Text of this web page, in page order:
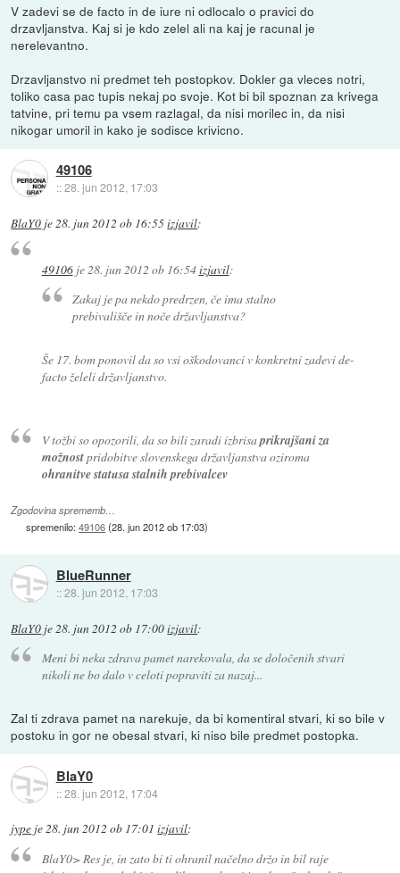
V zadevi se de facto in de iure ni odlocalo o pravici do
drzavljanstva. Kaj si je kdo zelel ali na kaj je racunal je
nerelevantno.
Drzavljanstvo ni predmet teh postopkov. Dokler ga vleces notri,
toliko casa pac tupis nekaj po svoje. Kot bi bil spoznan za krivega
tatvine, pri temu pa vsem razlagal, da nisi morilec in, da nisi
nikogar umoril in kako je sodisce krivicno.
49106
::28. jun 2012, 17:03
BlaY0 je28. jun 2012 ob 16:55izjavil:
49106je28. jun 2012 ob 16:54izjavil:
Zakaj je pa nekdo predrzen, če ima stalno
prebivališče in noče državljanstva?
Še 17. bom ponovil da so vsi oškodovanci v konkretni zadevi de-
facto želeli državljanstvo.
V tožbi so opozorili, da so bili zaradi izbrisaprikrajšani za
možnostpridobitve slovenskega državljanstva oziroma
ohranitve statusa stalnih prebivalcev
Zgodovina sprememb…
spremenilo:49106(28. jun 2012 ob 17:03)
BlueRunner
::28. jun 2012, 17:03
BlaY0 je28. jun 2012 ob 17:00izjavil:
Meni bi neka zdrava pamet narekovala, da se določenih stvari
nikoli ne bo dalo v celoti popraviti za nazaj...
Zal ti zdrava pamet na narekuje, da bi komentiral stvari, ki so bile v
postoku in gor ne obesal stvari, ki niso bile predmet postopka.
BlaY0
::28. jun 2012, 17:04
jype je28. jun 2012 ob 17:01 izjavil:
BlaY0> Res je, in zato bi ti ohranil načelno držo in bil raje